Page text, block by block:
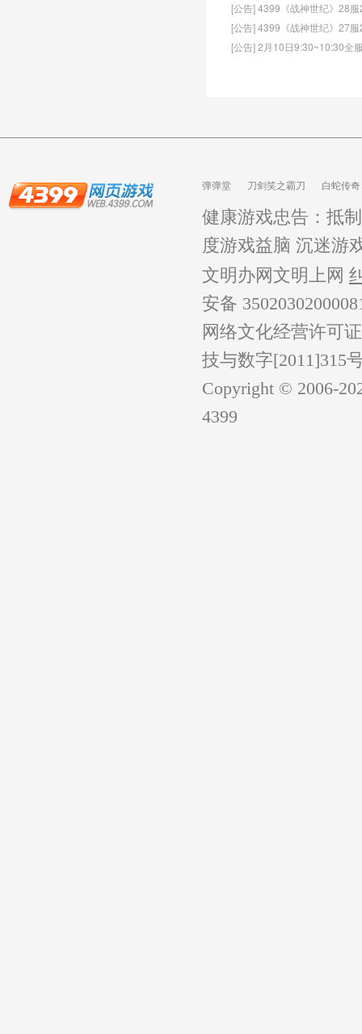
[公告] 4399《战神世纪》28
[公告] 4399《战神世纪》27
[公告] 2月10日9:30~10:30全
弹弹堂 刀剑笑之霸刀
白蛇传奇
健康游戏忠告：抵
度游戏益脑 沉迷游
文明办网文明上网
安备
网络文化经营许可
技与数字[2011]315
Copyright © 2006-
4399